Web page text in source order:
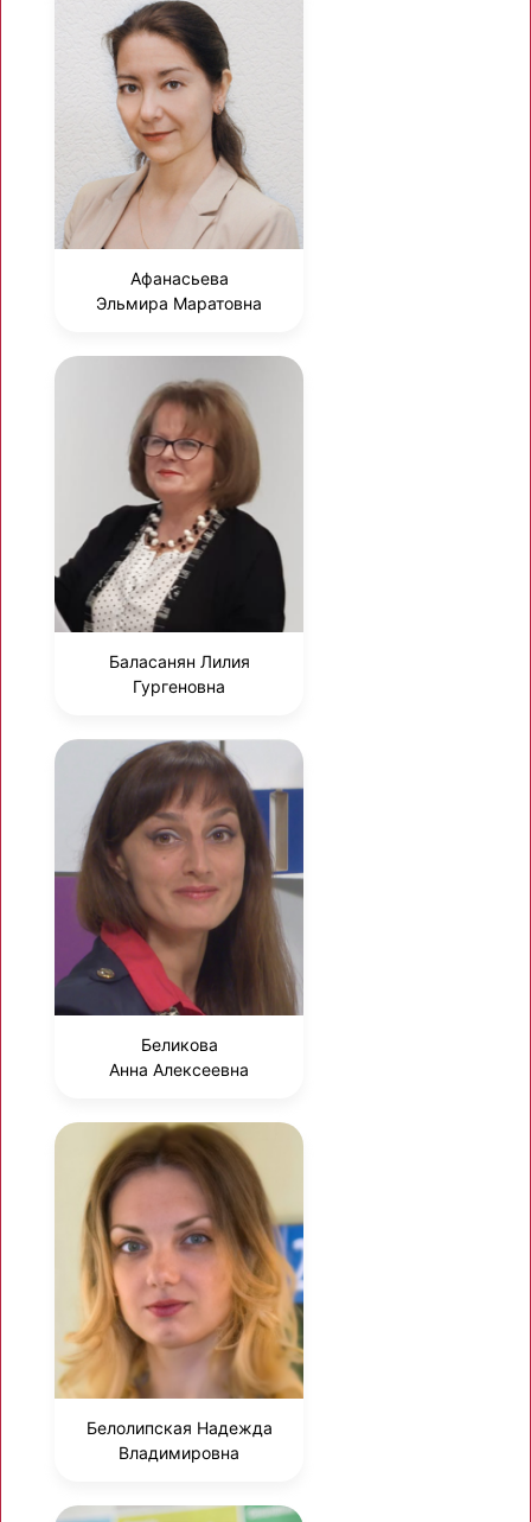
Афанасьева
Эльмира Маратовна
Баласанян Лилия
Гургеновна
Беликова
Анна Алексеевна
Белолипская Надежда
Владимировна